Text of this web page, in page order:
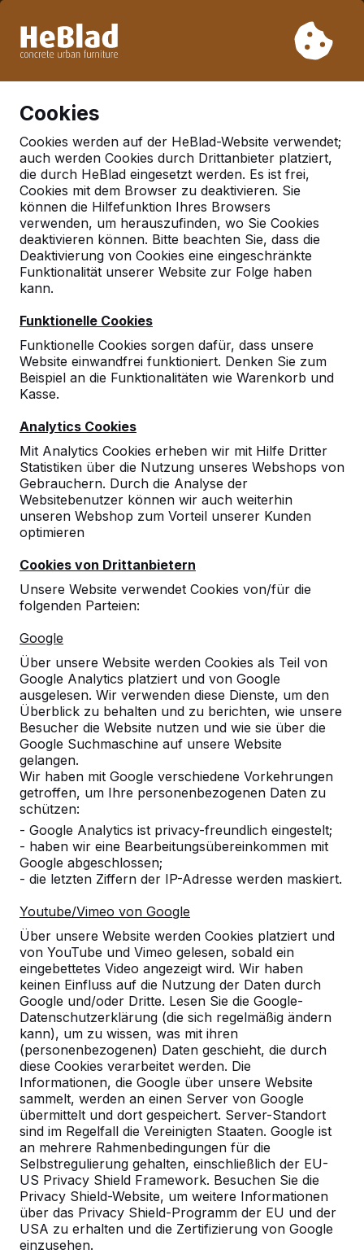
Woche 33 nicht. Bitte berücksichtigen Sie daher längere
Cookies
Cookies werden auf der HeBlad-Website verwendet;
auch werden Cookies durch Drittanbieter platziert,
die durch HeBlad eingesetzt werden. Es ist frei,
Cookies mit dem Browser zu deaktivieren. Sie
können die Hilfefunktion Ihres Browsers
verwenden, um herauszufinden, wo Sie Cookies
deaktivieren können. Bitte beachten Sie, dass die
Deaktivierung von Cookies eine eingeschränkte
Funktionalität unserer Website zur Folge haben
kann.
Funktionelle Cookies
Funktionelle Cookies sorgen dafür, dass unsere
Website einwandfrei funktioniert. Denken Sie zum
Beispiel an die Funktionalitäten wie Warenkorb und
Kasse.
Analytics Cookies
Mit Analytics Cookies erheben wir mit Hilfe Dritter
Statistiken über die Nutzung unseres Webshops von
Gebrauchern. Durch die Analyse der
Websitebenutzer können wir auch weiterhin
unseren Webshop zum Vorteil unserer Kunden
optimieren
Cookies von Drittanbietern
Unsere Website verwendet Cookies von/für die
folgenden Parteien:
Google
Über unsere Website werden Cookies als Teil von
Google Analytics platziert und von Google
ausgelesen. Wir verwenden diese Dienste, um den
Überblick zu behalten und zu berichten, wie unsere
Besucher die Website nutzen und wie sie über die
Google Suchmaschine auf unsere Website
gelangen.
Wir haben mit Google verschiedene Vorkehrungen
getroffen, um Ihre personenbezogenen Daten zu
schützen:
- Google Analytics ist privacy-freundlich eingestelt;
- haben wir eine Bearbeitungsübereinkommen mit
Google abgeschlossen;
- die letzten Ziffern der IP-Adresse werden maskiert.
Youtube/Vimeo von Google
Über unsere Website werden Cookies platziert und
von YouTube und Vimeo gelesen, sobald ein
eingebettetes Video angezeigt wird. Wir haben
keinen Einfluss auf die Nutzung der Daten durch
Google und/oder Dritte. Lesen Sie die Google-
Datenschutzerklärung (die sich regelmäßig ändern
kann), um zu wissen, was mit ihren
(personenbezogenen) Daten geschieht, die durch
diese Cookies verarbeitet werden. Die
Informationen, die Google über unsere Website
sammelt, werden an einen Server von Google
übermittelt und dort gespeichert. Server-Standort
sind im Regelfall die Vereinigten Staaten. Google ist
an mehrere Rahmenbedingungen für die
Selbstregulierung gehalten, einschließlich der EU-
US Privacy Shield Framework. Besuchen Sie die
Privacy Shield-Website, um weitere Informationen
über das Privacy Shield-Programm der EU und der
USA zu erhalten und die Zertifizierung von Google
einzusehen.
Deutschland
Referenties in:Elsdorf
10
durchweg positiv
Gabi Baxpehler
10-06-2026
Referenzen
Unsere Produkte finden Sie in ganz Europa
und darüber hinaus. Sehen Sie hier, wo Sie
ein HeBlad-Produkt in Ihrer Nähe finden.
Produkt
Alles anzeigen
Kategorie
Alles anzeigen
Ort oder Postleitzahl suchen
Zie ook
Bergheim